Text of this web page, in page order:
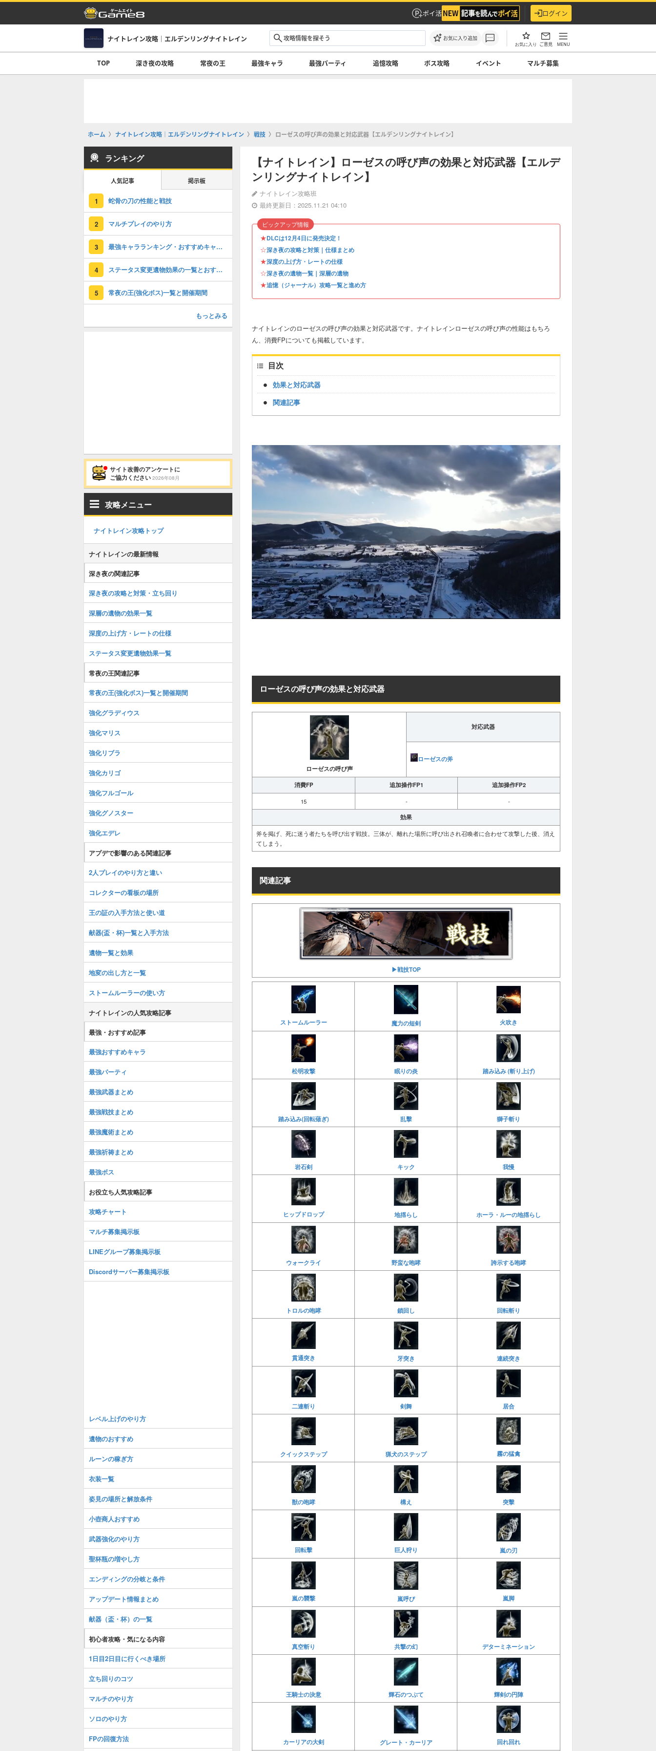
ポイ活 ログイン
ナイトレイン攻略｜エルデンリングナイトレイン お気に入り追加
お気に入り ご意見 MENU
TOP 深き夜の攻略 常夜の王 最強キャラ 最強パーティ 追憶攻略 ボス攻略 イベント マルチ募集
ホーム ナイトレイン攻略｜エルデンリングナイトレイン 戦技 ローゼスの呼び声の効果と対応武器【エルデンリングナイトレイン】
【ナイトレイン】ローゼスの呼び声の効果と対応武器【エルデ
ンリングナイトレイン】
ナイトレイン攻略班
最終更新日：2025.11.21 04:10
★DLCは12月4日に発売決定！
☆深き夜の攻略と対策｜仕様まとめ
★深度の上げ方・レートの仕様
☆深き夜の遺物一覧｜深層の遺物
★追憶（ジャーナル）攻略一覧と進め方
ピックアップ情報
ナイトレインのローゼスの呼び声の効果と対応武器です。ナイトレインローゼスの呼び声の性能はもちろ
ん、消費FPについても掲載しています。
目次
効果と対応武器
関連記事
ローゼスの呼び声の効果と対応武器
ローゼスの呼び声
対応武器
ローゼスの斧
消費FP 追加操作FP1 追加操作FP2
15 - -
効果
斧を掲げ、死に迷う者たちを呼び出す戦技。三体が、離れた場所に呼び出され召喚者に合わせて攻撃した後、消え
てしまう。
関連記事
▶︎戦技TOP
ストームルーラー 魔力の短剣 火吹き
松明攻撃 眠りの炎 踏み込み (斬り上げ)
踏み込み(回転薙ぎ) 乱擊 獅子斬り
岩石剣 キック 我慢
ヒップドロップ 地揺らし ホーラ・ルーの地揺らし
ウォークライ 野蛮な咆哮 誇示する咆哮
トロルの咆哮 鎖回し 回転斬り
貫通突き 牙突き 連続突き
二連斬り 剣舞 居合
クイックステップ 猟犬のステップ 霧の猛禽
獣の咆哮 構え 突擊
回転擊 巨人狩り 嵐の刃
嵐の襲撃 嵐呼び 嵐脚
真空斬り 共撃の幻 デターミネーション
王騎士の決意 輝石のつぶて 輝剣の円陣
カーリアの大剣 グレート・カーリア 回れ回れ
ランキング
人気記事 掲示板
1 蛇骨の刀の性能と戦技
2 マルチプレイのやり方
3 最強キャラランキング・おすすめキャラTierは？
4 ステータス変更遺物効果の一覧とおすすめ
5 常夜の王(強化ボス)一覧と開催期間
もっとみる
サイト改善のアンケートに
ご協力ください 2026年08月
攻略メニュー
ナイトレイン攻略トップ
ナイトレインの最新情報
深き夜の関連記事
深き夜の攻略と対策・立ち回り
深層の遺物の効果一覧
深度の上げ方・レートの仕様
ステータス変更遺物効果一覧
常夜の王関連記事
常夜の王(強化ボス)一覧と開催期間
強化グラディウス
強化マリス
強化リブラ
強化カリゴ
強化フルゴール
強化グノスター
強化エデレ
アプデで影響のある関連記事
2人プレイのやり方と違い
コレクターの看板の場所
王の証の入手方法と使い道
献器(盃・杯)一覧と入手方法
遺物一覧と効果
地変の出し方と一覧
ストームルーラーの使い方
ナイトレインの人気攻略記事
最強・おすすめ記事
最強おすすめキャラ
最強パーティ
最強武器まとめ
最強戦技まとめ
最強魔術まとめ
最強祈祷まとめ
最強ボス
お役立ち人気攻略記事
攻略チャート
マルチ募集掲示板
LINEグループ募集掲示板
Discordサーバー募集掲示板
レベル上げのやり方
遺物のおすすめ
ルーンの稼ぎ方
衣装一覧
姿見の場所と解放条件
小壺商人おすすめ
武器強化のやり方
聖杯瓶の増やし方
エンディングの分岐と条件
アップデート情報まとめ
献器（盃・杯）の一覧
初心者攻略・気になる内容
1日目2日目に行くべき場所
立ち回りのコツ
マルチのやり方
ソロのやり方
FPの回復方法